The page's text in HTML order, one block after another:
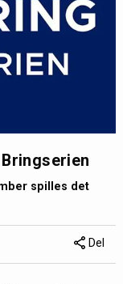
spilles det
Del